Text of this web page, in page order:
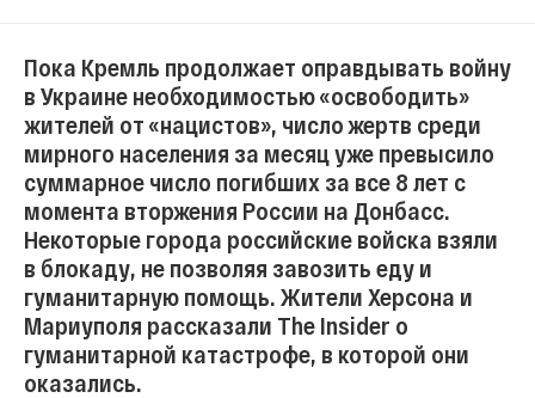
Пока Кремль продолжает оправдывать войну
в Украине необходимостью «освободить»
жителей от «нацистов», число жертв среди
мирного населения за месяц уже превысило
суммарное число погибших за все 8 лет с
момента вторжения России на Донбасс.
Некоторые города российские войска взяли
в блокаду, не позволяя завозить еду и
гуманитарную помощь. Жители Херсона и
Мариуполя рассказали The Insider о
гуманитарной катастрофе, в которой они
оказались.